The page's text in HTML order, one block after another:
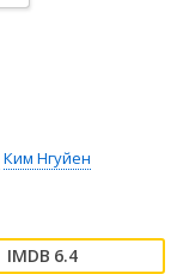
Ким Нгуйен
6.4